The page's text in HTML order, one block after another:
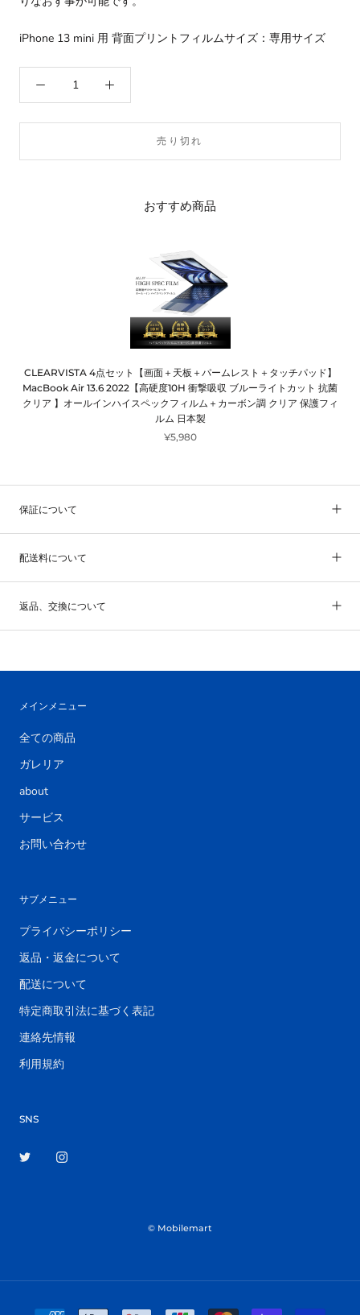
iPhone 13 mini 用 背面プリントフィルムサイズ：専用サイズ
売り切れ
おすすめ商品
CLEARVISTA 4点セット【画面＋天板＋パームレスト＋タッチパッド】
MacBook Air 13.6 2022【高硬度10H 衝撃吸収 ブルーライトカット 抗菌
クリア 】オールインハイスペックフィルム＋カーボン調 クリア 保護フィ
ルム 日本製
¥5,980
保証について
配送料について
返品、交換について
メインメニュー
全ての商品
ガレリア
about
サービス
お問い合わせ
サブメニュー
プライバシーポリシー
返品・返金について
配送について
特定商取引法に基づく表記
連絡先情報
利用規約
SNS
© Mobilemart